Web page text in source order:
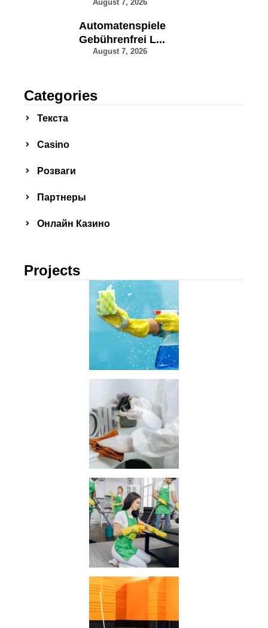
August 7, 2026
Automatenspiele
Gebührenfrei L...
August 7, 2026
Categories
Текста
Сasino
Розваги
Партнеры
Онлайн Казино
Projects